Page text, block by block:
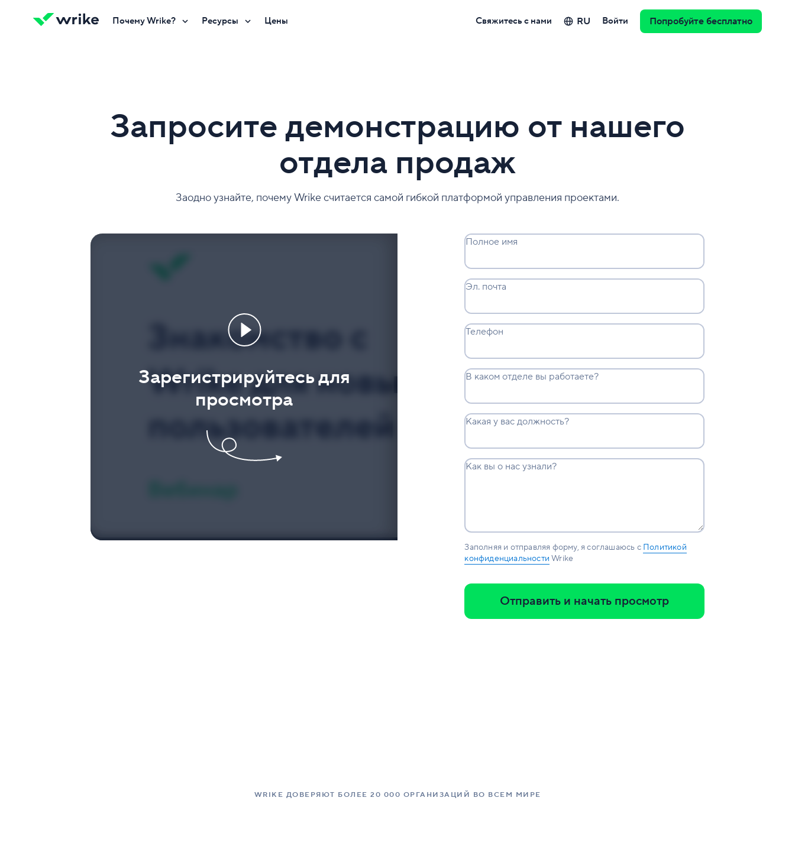
Почему Wrike? Ресурсы Цены Свяжитесь с нами RU Войти Попробуйте бесплатно
Запросите демонстрацию от нашего
отдела продаж
Заодно узнайте, почему Wrike считается самой гибкой платформой управления проектами.
Зарегистрируйтесь для
просмотра
Полное имя
Эл. почта
Телефон
В каком отделе вы работаете?
Какая у вас должность?
Как вы о нас узнали?
Заполняя и отправляя форму, я соглашаюсь с Политикой
конфиденциальности Wrike
Отправить и начать просмотр
WRIKE ДОВЕРЯЮТ БОЛЕЕ 20 000 ОРГАНИЗАЦИЙ ВО ВСЕМ МИРЕ